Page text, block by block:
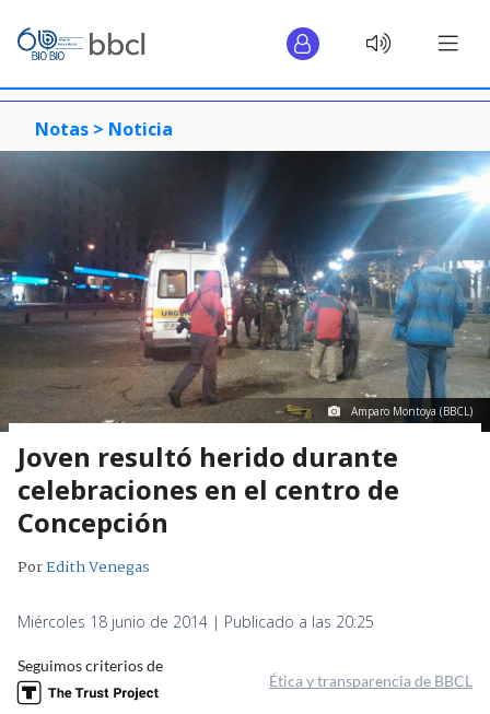
Notas > Noticia
Amparo Montoya (BBCL)
Joven resultó herido durante
celebraciones en el centro de
Concepción
PorEdith Venegas
Miércoles 18 junio de 2014 | Publicado a las 20:25
Seguimos criterios de
Ética y transparencia de BBCL